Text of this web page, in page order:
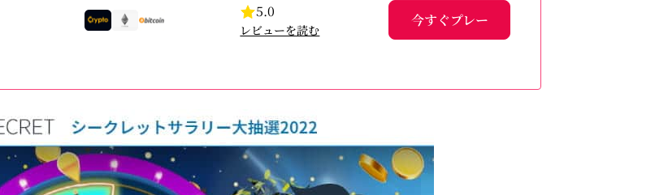
5.0
レビューを読む
今すぐプレー